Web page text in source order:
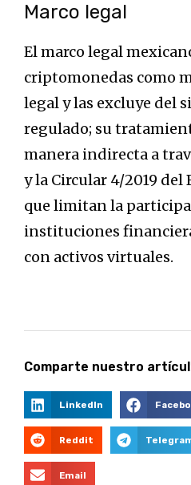
Marco legal
El marco legal
criptomonedas como
legal y las excluye del
regulado; su
manera indirecta a
y la Circular 4/2019 del
que limitan la
instituciones
con activos virtuales.
Comparte nuestro
LinkedIn
Reddit
Email